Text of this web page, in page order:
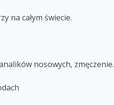
na całym świecie.
nosowych, zmęczenie.